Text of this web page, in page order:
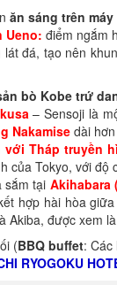
ăn sáng trên máy
Ueno:điểm ngắm
lát đá, tạo nên
bò Kobe trứ
– Sensoji là
Nakamisedài
với Tháp truyền
của Tokyo, với độ
sắm tại Akihabara
hợp hài hòa
Akiba, được xem
(BBQ buffet:
RYOGOKU